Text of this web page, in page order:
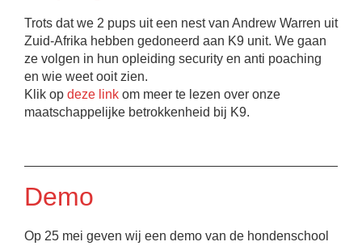
Trots dat we 2 pups uit een nest van Andrew Warren uit
Zuid-Afrika hebben gedoneerd aan K9 unit. We gaan
ze volgen in hun opleiding security en anti poaching
en wie weet ooit zien.
Klik op deze link om meer te lezen over onze
maatschappelijke betrokkenheid bij K9.
Demo
Op 25 mei geven wij een demo van de hondenschool